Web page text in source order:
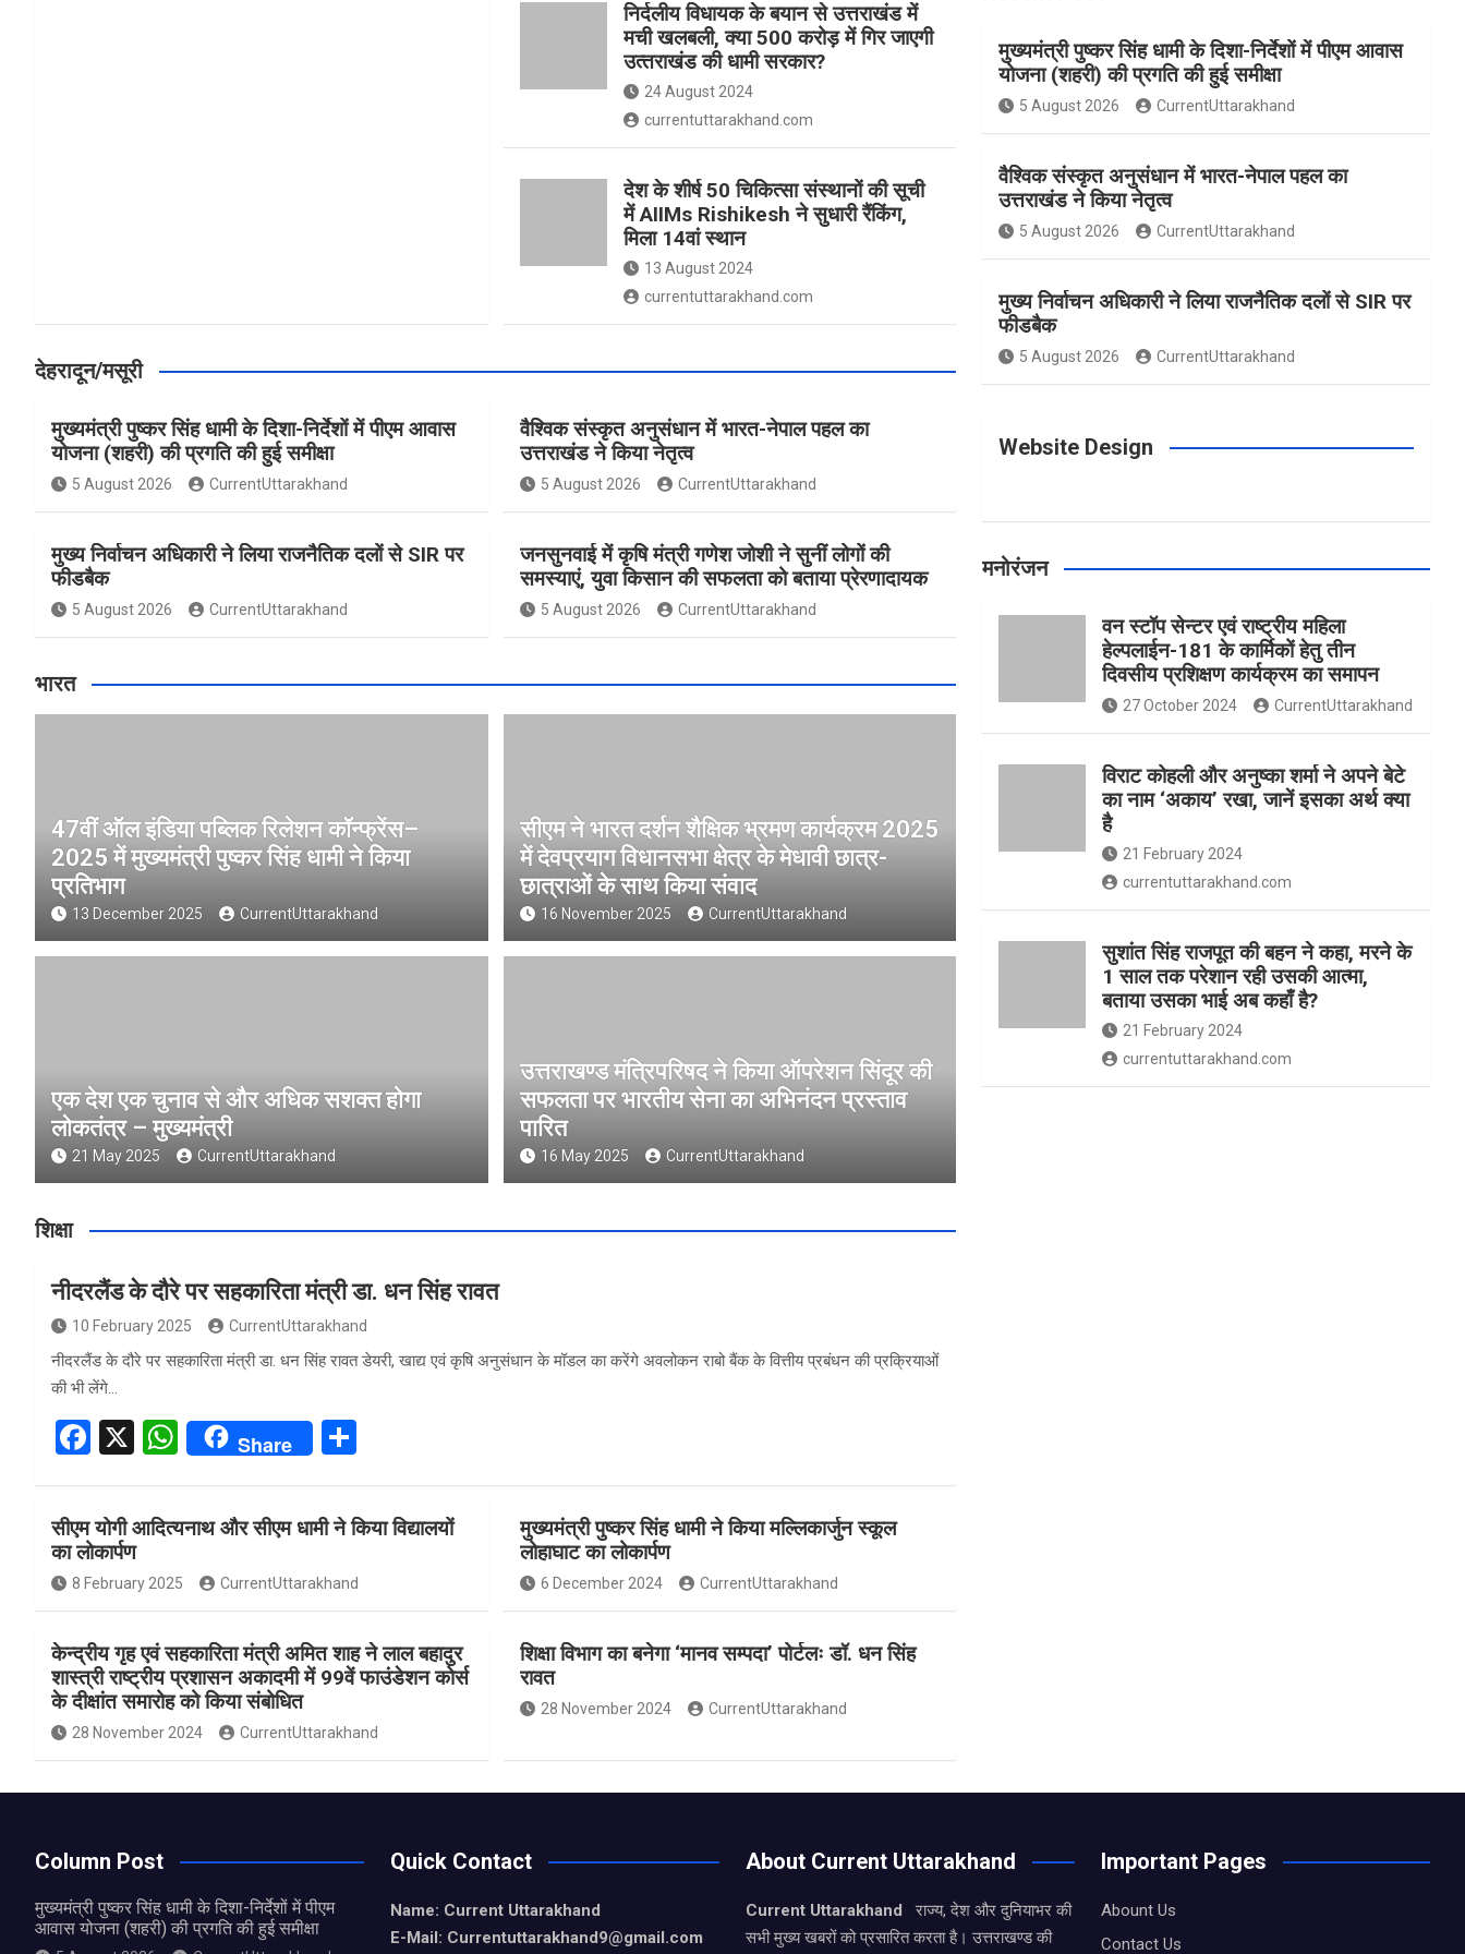
निर्दलीय विधायक के बयान से उत्तराखंड में
मची खलबली, क्‍या 500 करोड़ में गिर जाएगी
उत्‍तराखंड की धामी सरकार?
24 August 2024
currentuttarakhand.com
देश के शीर्ष 50 चिकित्सा संस्थानों की सूची
में AIIMs Rishikesh ने सुधारी रैंकिंग,
मिला 14वां स्थान
13 August 2024
currentuttarakhand.com
देहरादून/मसूरी
मुख्यमंत्री पुष्कर सिंह धामी के दिशा-निर्देशों में पीएम आवास
योजना (शहरी) की प्रगति की हुई समीक्षा
5 August 2026 CurrentUttarakhand
वैश्विक संस्कृत अनुसंधान में भारत-नेपाल पहल का
उत्तराखंड ने किया नेतृत्व
5 August 2026 CurrentUttarakhand
मुख्य निर्वाचन अधिकारी ने लिया राजनैतिक दलों से SIR पर
फीडबैक
5 August 2026 CurrentUttarakhand
जनसुनवाई में कृषि मंत्री गणेश जोशी ने सुनीं लोगों की
समस्याएं, युवा किसान की सफलता को बताया प्रेरणादायक
5 August 2026 CurrentUttarakhand
भारत
47वीं ऑल इंडिया पब्लिक रिलेशन कॉन्फ्रेंस–
2025 में मुख्यमंत्री पुष्कर सिंह धामी ने किया
प्रतिभाग
13 December 2025 CurrentUttarakhand
सीएम ने भारत दर्शन शैक्षिक भ्रमण कार्यक्रम 2025
में देवप्रयाग विधानसभा क्षेत्र के मेधावी छात्र-
छात्राओं के साथ किया संवाद
16 November 2025 CurrentUttarakhand
एक देश एक चुनाव से और अधिक सशक्त होगा
लोकतंत्र – मुख्यमंत्री
21 May 2025 CurrentUttarakhand
उत्तराखण्ड मंत्रिपरिषद ने किया ऑपरेशन सिंदूर की
सफलता पर भारतीय सेना का अभिनंदन प्रस्ताव
पारित
16 May 2025 CurrentUttarakhand
शिक्षा
नीदरलैंड के दौरे पर सहकारिता मंत्री डा. धन सिंह रावत
10 February 2025 CurrentUttarakhand
नीदरलैंड के दौरे पर सहकारिता मंत्री डा. धन सिंह रावत डेयरी, खाद्य एवं कृषि अनुसंधान के मॉडल का करेंगे अवलोकन राबो बैंक के वित्तीय प्रबंधन की प्रक्रियाओं
की भी लेंगे…
F
ce
b
o
o
k
X
W
s
A
p
p
Share
ar
e
सीएम योगी आदित्यनाथ और सीएम धामी ने किया विद्यालयों
का लोकार्पण
8 February 2025 CurrentUttarakhand
मुख्यमंत्री पुष्कर सिंह धामी ने किया मल्लिकार्जुन स्कूल
लोहाघाट का लोकार्पण
6 December 2024 CurrentUttarakhand
केन्द्रीय गृह एवं सहकारिता मंत्री अमित शाह ने लाल बहादुर
शास्त्री राष्ट्रीय प्रशासन अकादमी में 99वें फाउंडेशन कोर्स
के दीक्षांत समारोह को किया संबोधित
28 November 2024 CurrentUttarakhand
शिक्षा विभाग का बनेगा ‘मानव सम्पदा’ पोर्टलः डॉ. धन सिंह
रावत
28 November 2024 CurrentUttarakhand
e
b
o
o
t
a
g
r
t
e
e
t
r
u
e
मुख्यमंत्री पुष्कर सिंह धामी के दिशा-निर्देशों में पीएम आवास
योजना (शहरी) की प्रगति की हुई समीक्षा
5 August 2026 CurrentUttarakhand
वैश्विक संस्कृत अनुसंधान में भारत-नेपाल पहल का
उत्तराखंड ने किया नेतृत्व
5 August 2026 CurrentUttarakhand
मुख्य निर्वाचन अधिकारी ने लिया राजनैतिक दलों से SIR पर
फीडबैक
5 August 2026 CurrentUttarakhand
Website Design
मनोरंजन
वन स्टॉप सेन्टर एवं राष्ट्रीय महिला
हेल्पलाईन-181 के कार्मिकों हेतु तीन
दिवसीय प्रशिक्षण कार्यक्रम का समापन
27 October 2024 CurrentUttarakhand
विराट कोहली और अनुष्का शर्मा ने अपने बेटे
का नाम ‘अकाय’ रखा, जानें इसका अर्थ क्‍या
है
21 February 2024
currentuttarakhand.com
सुशांत सिंह राजपूत की बहन ने कहा, मरने के
1 साल तक परेशान रही उसकी आत्मा,
बताया उसका भाई अब कहाँ है?
21 February 2024
currentuttarakhand.com
Column Post
मुख्यमंत्री पुष्कर सिंह धामी के दिशा-निर्देशों में पीएम
आवास योजना (शहरी) की प्रगति की हुई समीक्षा
Quick Contact
Name: Current Uttarakhand
E-Mail: Currentuttarakhand9@gmail.com
About Current Uttarakhand
Current Uttarakhand
राज्य, देश और दुनियाभर की
सभी मुख्य खबरों को प्रसारित करता है। उत्तराखण्ड की
Important Pages
Abount Us
Contact Us